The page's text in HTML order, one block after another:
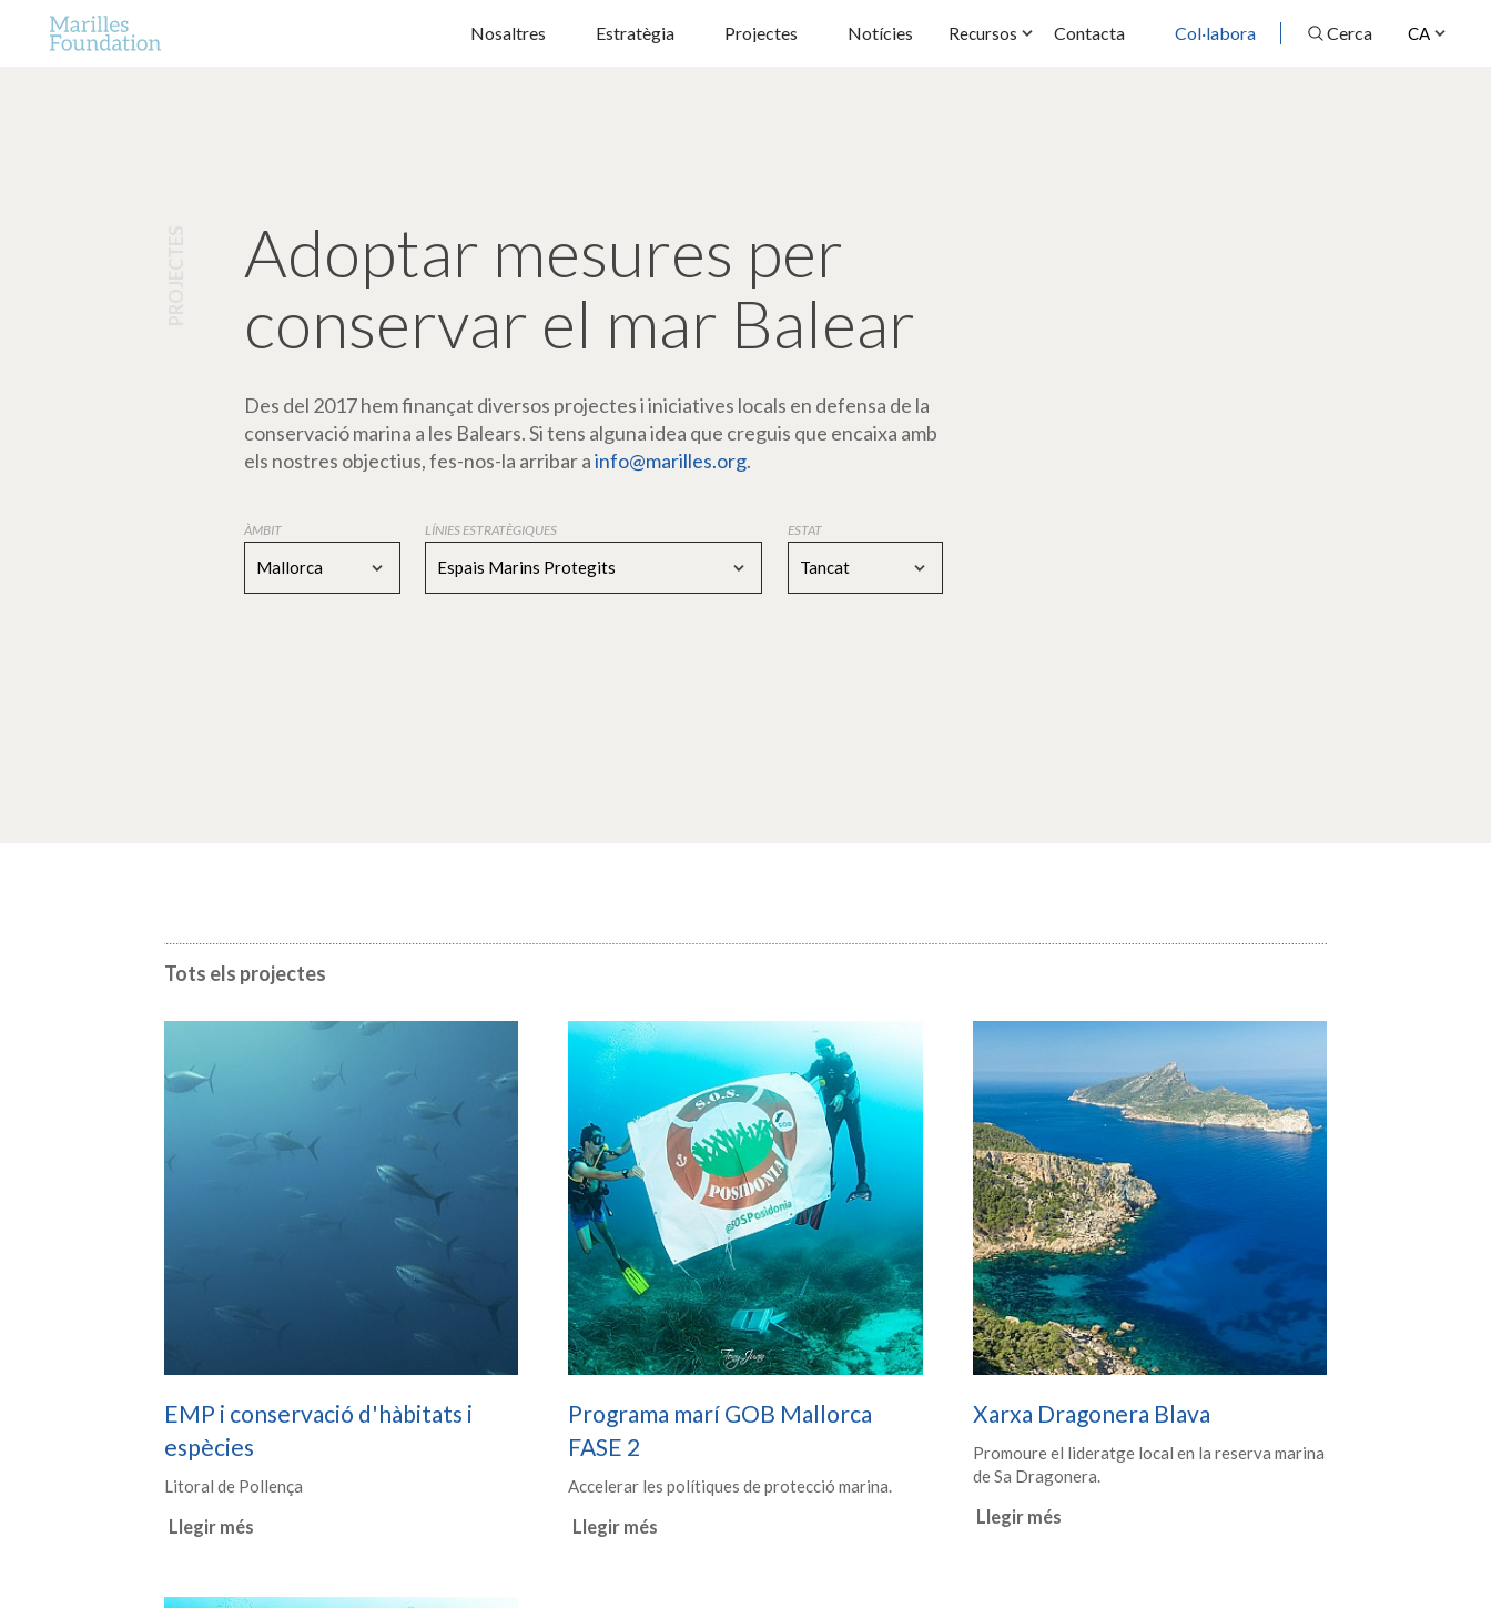
CA
Nosaltres Estratègia Projectes Notícies Recursos Contacta Col·labora Cerca
Adoptar mesures per
conservar el mar Balear
Des del 2017 hem finançat diversos projectes i iniciatives locals en defensa de la
conservació marina a les Balears. Si tens alguna idea que creguis que encaixa amb
els nostres objectius, fes-nos-la arribar ainfo@marilles.org.
ÀMBIT
Mallorca
LÍNIES ESTRATÈGIQUES
Espais Marins Protegits
ESTAT
Tancat
Tots els projectes
EMP i conservació d'hàbitats i
espècies
Litoral de Pollença
Llegir més
Programa marí GOB Mallorca
FASE 2
Accelerar les polítiques de protecció marina.
Llegir més
Xarxa Dragonera Blava
Promoure el lideratge local en la reserva marina
de Sa Dragonera.
Llegir més